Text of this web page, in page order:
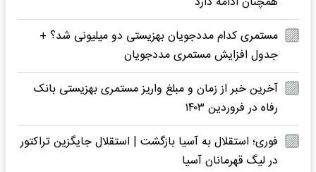
مستمری کدام مددجویان بهزیستی دو میلیونی شد؟ +
جدول افزایش مستمری مددجویان
آخرین خبر از زمان و مبلغ واریز مستمری بهزیستی بانک
رفاه در فروردین ۱۴۰۳
فوری؛ استقلال به آسیا بازگشت | استقلال جایگزین تراکتور
در لیگ قهرمانان آسیا